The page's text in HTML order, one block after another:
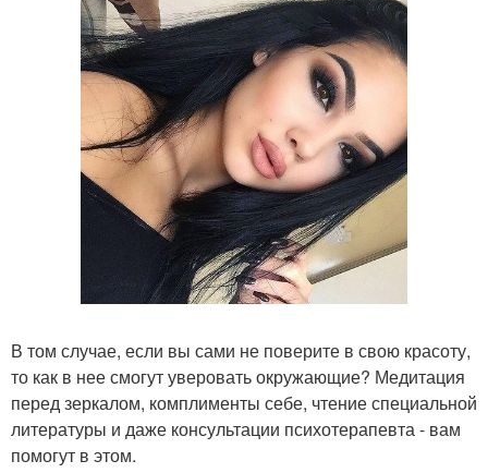
В том случае, если вы сами не поверите в свою красоту,
то как в нее смогут уверовать окружающие? Медитация
перед зеркалом, комплименты себе, чтение специальной
литературы и даже консультации психотерапевта - вам
помогут в этом.